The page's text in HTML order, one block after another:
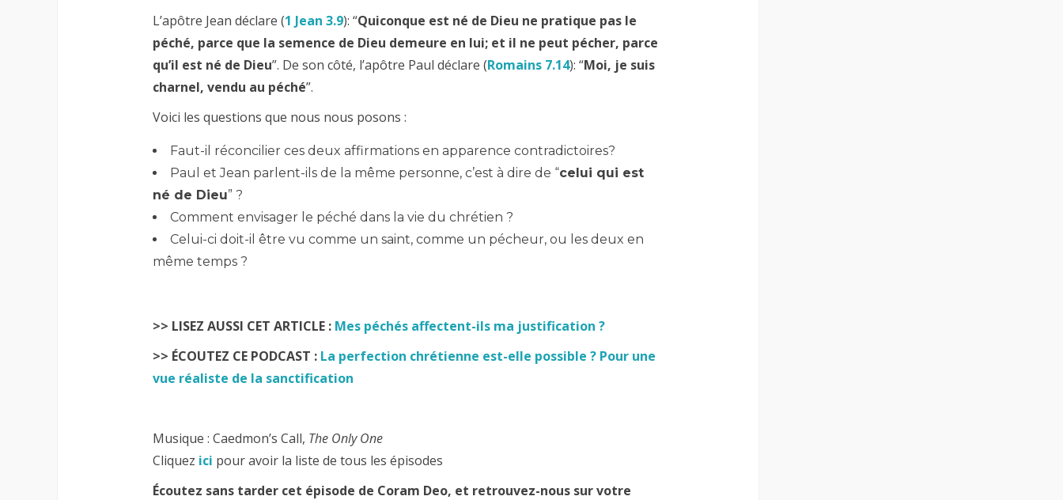
L’apôtre Jean déclare (1 Jean 3.9): “Quiconque est né de Dieu ne pratique pas le
péché, parce que la semence de Dieu demeure en lui; et il ne peut pécher, parce
qu’il est né de Dieu”. De son côté, l’apôtre Paul déclare (Romains 7.14): “Moi, je suis
charnel, vendu au péché”.
Voici les questions que nous nous posons :
Faut-il réconcilier ces deux affirmations en apparence contradictoires?
Paul et Jean parlent-ils de la même personne, c’est à dire de “celui qui est
né de Dieu” ?
Comment envisager le péché dans la vie du chrétien ?
Celui-ci doit-il être vu comme un saint, comme un pécheur, ou les deux en
même temps ?
>> LISEZ AUSSI CET ARTICLE : Mes péchés affectent-ils ma justification ?
>> ÉCOUTEZ CE PODCAST : La perfection chrétienne est-elle possible ? Pour une
vue réaliste de la sanctification
Musique : Caedmon’s Call, The Only One
Cliquez ici pour avoir la liste de tous les épisodes
Écoutez sans tarder cet épisode de Coram Deo, et retrouvez-nous sur votre